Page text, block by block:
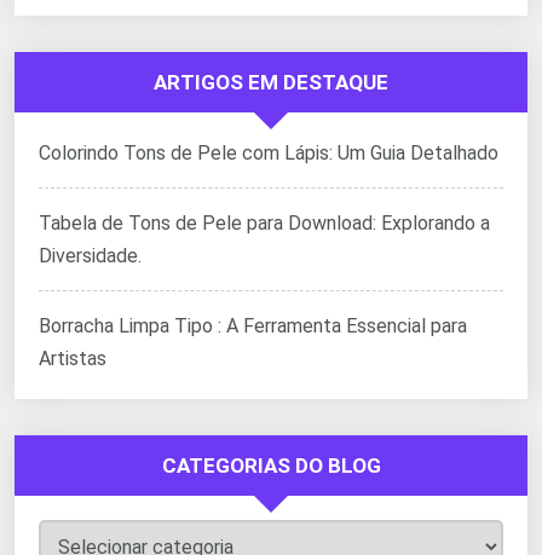
ARTIGOS EM DESTAQUE
Colorindo Tons de Pele com Lápis: Um Guia Detalhado
Tabela de Tons de Pele para Download: Explorando a
Diversidade.
Borracha Limpa Tipo : A Ferramenta Essencial para
Artistas
CATEGORIAS DO BLOG
Categorias